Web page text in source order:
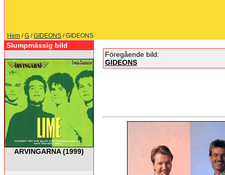
Hem /G /GIDEONS / GIDEONS
Slumpmässig bild
ARVINGARNA (1999)
Föregående bild:
GIDEONS